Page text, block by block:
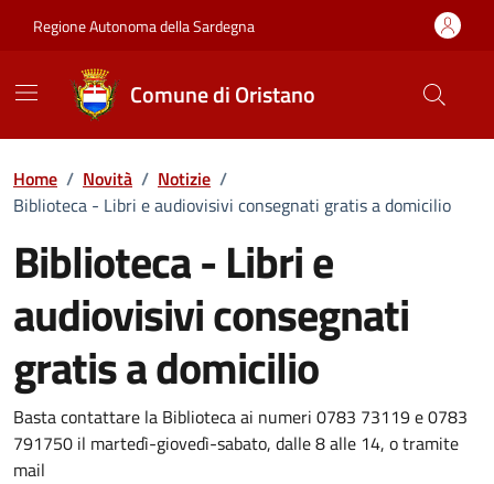
Regione Autonoma della Sardegna
Comune di Oristano
Home / Novità / Notizie /
Biblioteca - Libri e audiovisivi consegnati gratis a domicilio
Biblioteca - Libri e
audiovisivi consegnati
gratis a domicilio
Dettagli della notizia
Basta contattare la Biblioteca ai numeri 0783 73119 e 0783
791750 il martedì-giovedì-sabato, dalle 8 alle 14, o tramite
mail